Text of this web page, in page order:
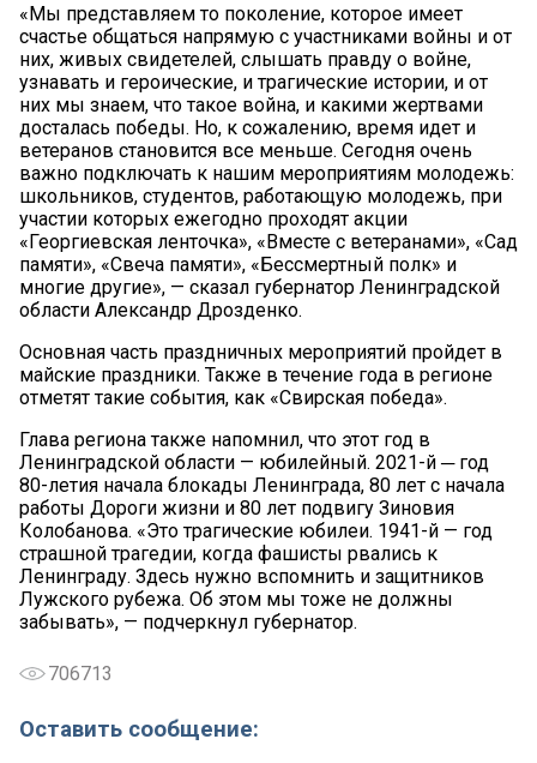
«Мы представляем то поколение, которое имеет
счастье общаться напрямую с участниками войны и от
них, живых свидетелей, слышать правду о войне,
узнавать и героические, и трагические истории, и от
них мы знаем, что такое война, и какими жертвами
досталась победы. Но, к сожалению, время идет и
ветеранов становится все меньше. Сегодня очень
важно подключать к нашим мероприятиям молодежь:
школьников, студентов, работающую молодежь, при
участии которых ежегодно проходят акции
«Георгиевская ленточка», «Вместе с ветеранами», «Сад
памяти», «Свеча памяти», «Бессмертный полк» и
многие другие», — сказал губернатор Ленинградской
области Александр Дрозденко.
Основная часть праздничных мероприятий пройдет в
майские праздники. Также в течение года в регионе
отметят такие события, как «Свирская победа».
Глава региона также напомнил, что этот год в
Ленинградской области — юбилейный. 2021-й ─ год
80-летия начала блокады Ленинграда, 80 лет с начала
работы Дороги жизни и 80 лет подвигу Зиновия
Колобанова. «Это трагические юбилеи. 1941-й — год
страшной трагедии, когда фашисты рвались к
Ленинграду. Здесь нужно вспомнить и защитников
Лужского рубежа. Об этом мы тоже не должны
забывать», — подчеркнул губернатор.
706713
Оставить сообщение: